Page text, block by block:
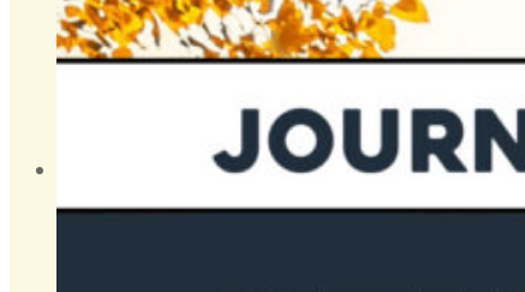
PUBLICATIONS – MEMBRES
VIDÉOS – MEMBRES